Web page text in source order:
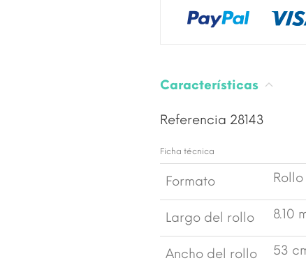
Características
Referencia 28143
Ficha técnica
Formato
Largo del rollo 8.10
Ancho del rollo 53